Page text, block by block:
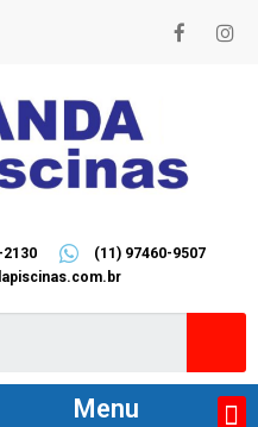
(11) 97460-9507
Menu